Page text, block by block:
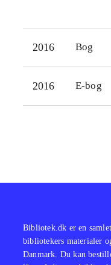
2016 Bog
2016 E-bog
Bibliotek.dk er en
bibliotekers materialer
Danmark. Du kan